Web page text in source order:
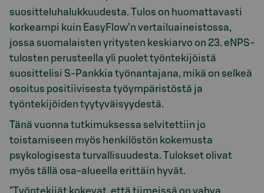
suositteluhalukkuudesta. Tulos on huomattavasti
korkeampi kuin EasyFlow’n vertailuaineistossa,
jossa suomalaisten yritysten keskiarvo on 23. eNPS-
tulosten perusteella yli puolet työntekijöistä
suosittelisi S-Pankkia työnantajana, mikä on selkeä
osoitus positiivisesta työympäristöstä ja
työntekijöiden tyytyväisyydestä.
Tänä vuonna tutkimuksessa selvitettiin jo
toistamiseen myös henkilöstön kokemusta
psykologisesta turvallisuudesta. Tulokset olivat
myös tällä osa-alueella erittäin hyvät.
"Työntekijät kokevat, että tiimeissä on vahva